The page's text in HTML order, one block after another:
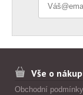
Vše o
Obchodní podmínky